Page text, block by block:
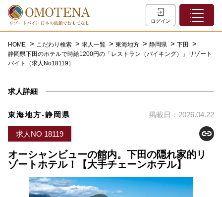
ログイン
ホーム
特集一覧
初めての方へ
お問い合わせ
よくあるご質問
会員登録
LINEでログイン
HOME こだわり検索 求人一覧 東海地方 静岡県
下田
静岡県下田のホテルで時給1200円の「レストラン（バイキング）」リゾート
バイト（求人No18119）
求人詳細
東海地方-静岡県 掲載日：2026.04.22
求人NO 18119
オーシャンビューの館内。下田の隠れ家的リ
ゾートホテル！【大手チェーンホテル】